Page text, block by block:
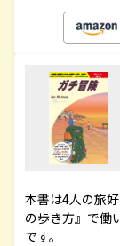
本書は4人の旅
の歩き方』で働
です。